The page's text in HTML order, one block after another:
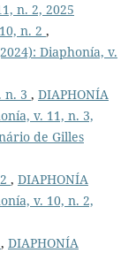
n. 2, 2025
n. 2 ,
Diaphonía, v.
n. 3 , DIAPHONÍA
v. 11, n. 3,
de Gilles
, DIAPHONÍA
v. 10, n. 2,
, DIAPHONÍA